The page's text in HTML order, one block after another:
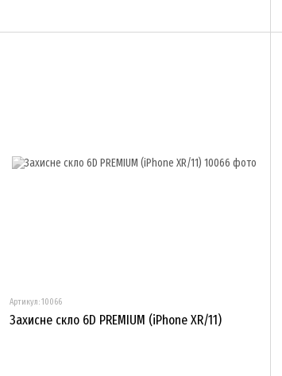
Артикул: 10066
Захисне скло 6D PREMIUM (iPhone XR/11)